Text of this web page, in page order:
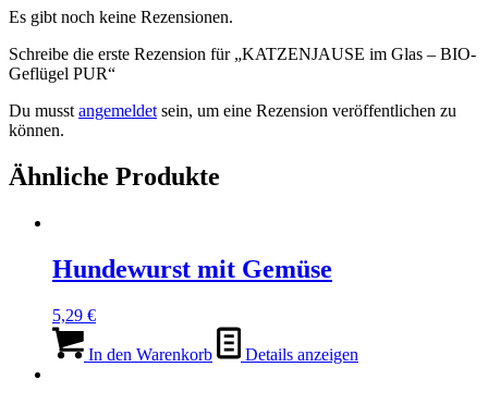
Es gibt noch keine Rezensionen.
Schreibe die erste Rezension für „KATZENJAUSE im Glas – BIO-
Geflügel PUR“
Du musst angemeldet sein, um eine Rezension veröffentlichen zu
können.
Ähnliche Produkte
Hundewurst mit Gemüse
5,29 €
In den Warenkorb Details anzeigen